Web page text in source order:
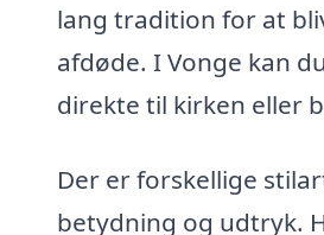
lang tradition for at
afdøde. I Vonge kan
direkte til kirken eller
Der er forskellige
betydning og udtryk.